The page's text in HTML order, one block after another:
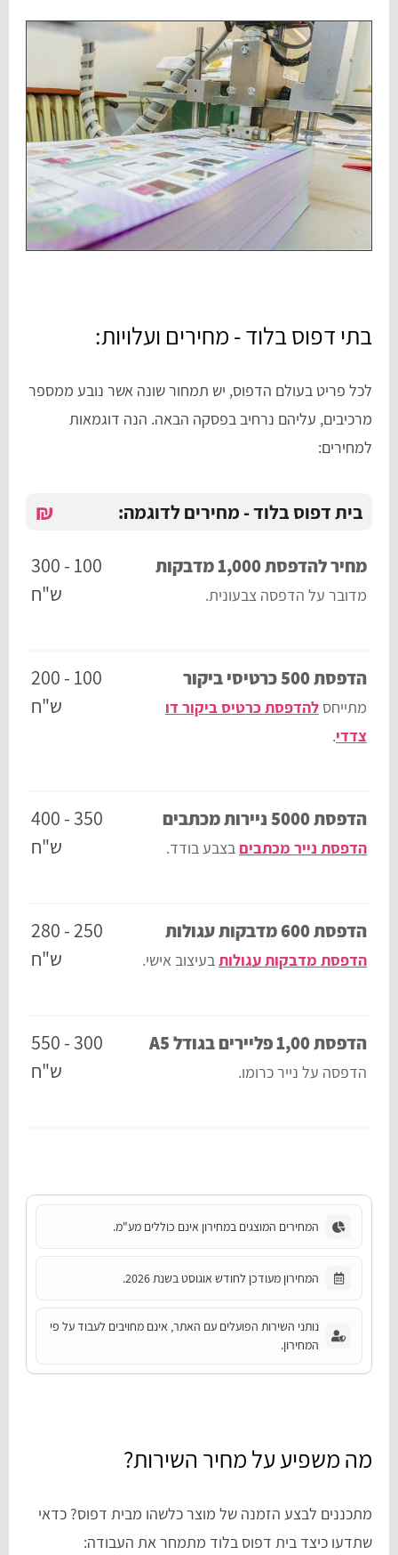
בתי דפוס בלוד - מחירים ועלויות:
לכל פריט בעולם הדפוס, יש תמחור שונה אשר נובע ממספר
מרכיבים, עליהם נרחיב בפסקה הבאה. הנה דוגמאות
למחירים:
₪ בית דפוס בלוד - מחירים לדוגמה:
מחיר להדפסת 1,000 מדבקות
מדובר על הדפסה צבעונית.
100 - 300
ש"ח
הדפסת 500 כרטיסי ביקור
מתייחס להדפסת כרטיס ביקור דו
צדדי.
100 - 200
ש"ח
הדפסת 5000 ניירות מכתבים
הדפסת נייר מכתבים בצבע בודד.
350 - 400
ש"ח
הדפסת 600 מדבקות עגולות
הדפסת מדבקות עגולותבעיצוב אישי.
250 - 280
ש"ח
הדפסת 1,00 פליירים בגודל A5
הדפסה על נייר כרומו.
300 - 550
ש"ח
המחירים המוצגים במחירון אינם כוללים מע"מ.
המחירון מעודכן לחודש אוגוסט בשנת 2026.
נותני השירות הפועלים עם האתר, אינם מחויבים לעבוד על פי
המחירון.
מה משפיע על מחיר השירות?
מתכננים לבצע הזמנה של מוצר כלשהו מבית דפוס? כדאי
שתדעו כיצד בית דפוס בלוד מתמחר את העבודה: